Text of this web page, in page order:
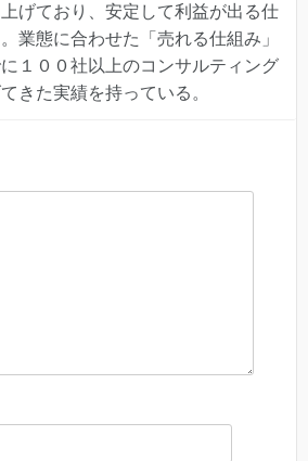
げており、安定して利益が出る仕
業態に合わせた「売れる仕組み」
１００社以上のコンサルティング
きた実績を持っている。